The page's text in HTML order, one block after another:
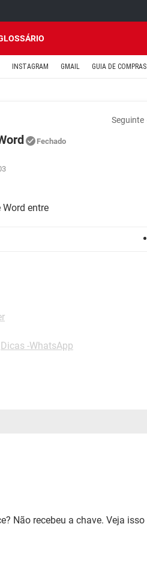
INSTAGRAM GMAIL GUIA DE COMPRAS
Seguinte
Fechado
entre
Dicas -WhatsApp
Não recebeu a chave. Veja isso